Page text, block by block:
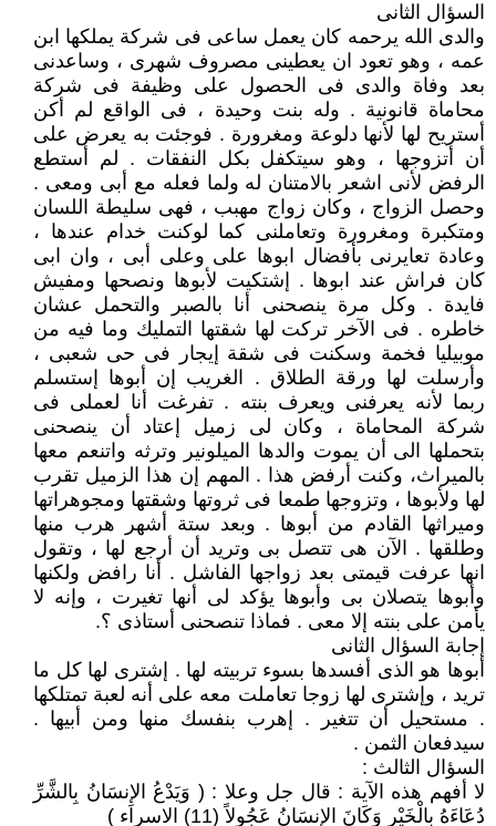
السؤال الثانى
والدى الله يرحمه كان يعمل ساعى فى شركة يملكها ابن
عمه ، وهو تعود ان يعطينى مصروف شهرى ، وساعدنى
بعد وفاة والدى فى الحصول على وظيفة فى شركة
محاماة قانونية . وله بنت وحيدة ، فى الواقع لم أكن
أستريح لها لأنها دلوعة ومغرورة . فوجئت به يعرض على
أن أتزوجها ، وهو سيتكفل بكل النفقات . لم أستطع
الرفض لأنى اشعر بالامتنان له ولما فعله مع أبى ومعى .
وحصل الزواج ، وكان زواج مهبب ، فهى سليطة اللسان
ومتكبرة ومغرورة وتعاملنى كما لوكنت خدام عندها ،
وعادة تعايرنى بأفضال ابوها على وعلى أبى ، وان ابى
كان فراش عند ابوها . إشتكيت لأبوها ونصحها ومفيش
فايدة . وكل مرة ينصحنى أنا بالصبر والتحمل عشان
خاطره . فى الآخر تركت لها شقتها التمليك وما فيه من
موبيليا فخمة وسكنت فى شقة إيجار فى حى شعبى ،
وأرسلت لها ورقة الطلاق . الغريب إن أبوها إستسلم
ربما لأنه يعرفنى ويعرف بنته . تفرغت أنا لعملى فى
شركة المحاماة ، وكان لى زميل إعتاد أن ينصحنى
بتحملها الى أن يموت والدها الميلونير وترثه واتنعم معها
بالميراث، وكنت أرفض هذا . المهم إن هذا الزميل تقرب
لها ولأبوها ، وتزوجها طمعا فى ثروتها وشقتها ومجوهراتها
وميراثها القادم من أبوها . وبعد ستة أشهر هرب منها
وطلقها . الآن هى تتصل بى وتريد أن أرجع لها ، وتقول
انها عرفت قيمتى بعد زواجها الفاشل . أنا رافض ولكنها
وأبوها يتصلان بى وأبوها يؤكد لى أنها تغيرت ، وإنه لا
يأمن على بنته إلا معى . فماذا تنصحنى أستاذى ؟.
إجابة السؤال الثانى
أبوها هو الذى أفسدها بسوء تربيته لها . إشترى لها كل ما
تريد ، وإشترى لها زوجا تعاملت معه على أنه لعبة تمتلكها
. مستحيل أن تتغير . إهرب بنفسك منها ومن أبيها .
سيدفعان الثمن .
السؤال الثالث :
لا أفهم هذه الآية : قال جل وعلا : ( وَيَدْعُ الإِنسَانُ بِالشَّرِّ
دُعَاءَهُ بِالْخَيْرِ وَكَانَ الإِنسَانُ عَجُولاً (11) الاسراء )